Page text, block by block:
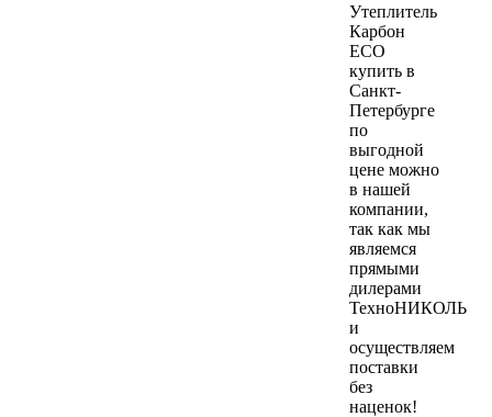
Утеплитель
Карбон
ECO
купить в
Санкт-
Петербурге
по
выгодной
цене можно
в нашей
компании,
так как мы
являемся
прямыми
дилерами
ТехноНИКОЛЬ
и
осуществляем
поставки
без
наценок!